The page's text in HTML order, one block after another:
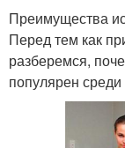
Преимущества
Перед тем как
разберемся,
популярен